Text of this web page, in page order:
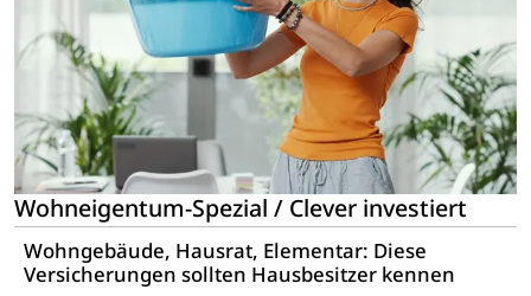
Wohneigentum-Spezial / Clever investiert
Wohngebäude, Hausrat, Elementar: Diese
Versicherungen sollten Hausbesitzer kennen